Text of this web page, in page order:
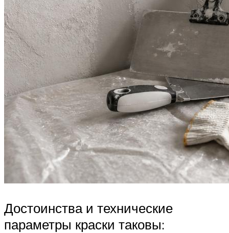
Достоинства и технические
параметры краски таковы: